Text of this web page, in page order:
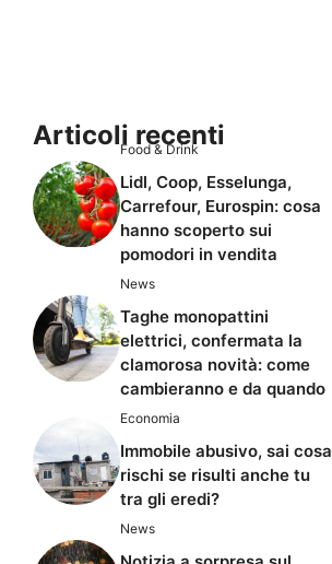
Articoli recenti
Food & Drink
Lidl, Coop, Esselunga,
Carrefour, Eurospin: cosa
hanno scoperto sui
pomodori in vendita
News
Taghe monopattini
elettrici, confermata la
clamorosa novità: come
cambieranno e da quando
Economia
Immobile abusivo, sai cosa
rischi se risulti anche tu
tra gli eredi?
News